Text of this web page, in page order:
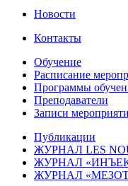
Новости
Контакты
Обучение
Расписание
Программы
Преподаватели
Записи
Публикации
ЖУРНАЛ LES
ЖУРНАЛ
ЖУРНАЛ